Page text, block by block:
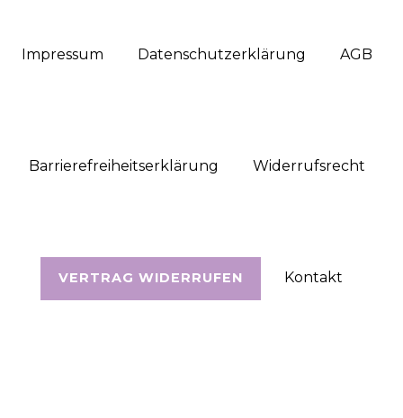
Impressum Daten­schutz­erklärung AGB
Barrierefreiheitserklärung Widerrufs­recht
VERTRAG WIDERRUFEN Kontakt